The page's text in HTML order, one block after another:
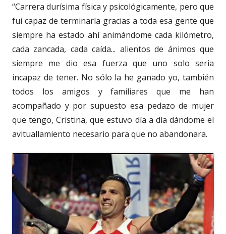
“Carrera durísima física y psicológicamente, pero que
fui capaz de terminarla gracias a toda esa gente que
siempre ha estado ahí animándome cada kilómetro,
cada zancada, cada caída... alientos de ánimos que
siempre me dio esa fuerza que uno solo seria
incapaz de tener. No sólo la he ganado yo, también
todos los amigos y familiares que me han
acompañado y por supuesto esa pedazo de mujer
que tengo, Cristina, que estuvo día a día dándome el
avituallamiento necesario para que no abandonara.